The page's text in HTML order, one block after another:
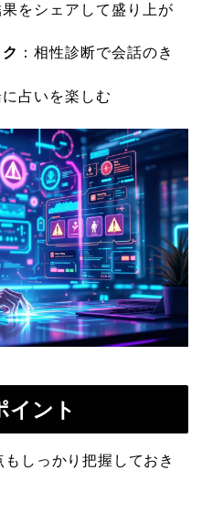
果をシェアして盛り上が
：相性診断で会話のき
に占いを楽しむ
イント
しっかり把握しておき